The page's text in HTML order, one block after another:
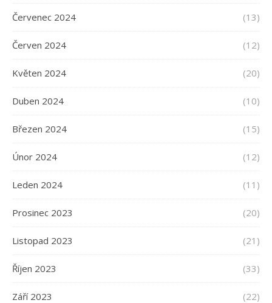
Červenec 2024 (13)
Červen 2024 (12)
Květen 2024 (20)
Duben 2024 (10)
Březen 2024 (15)
Únor 2024 (12)
Leden 2024 (11)
Prosinec 2023 (20)
Listopad 2023 (21)
Říjen 2023 (33)
Září 2023 (22)